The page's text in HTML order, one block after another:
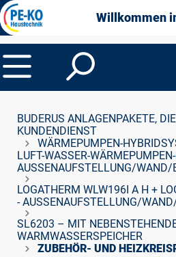
springen Willkommen
BUDERUS ANLAGENPAKETE,
KUNDENDIENST
WÄRMEPUMPEN-
LUFT-WASSER-
AUSSENAUFSTELLUNG/WAND/
LOGATHERM WLW196I A H +
- AUSSENAUFSTELLUNG/WAND/
SL6203 – MIT
WARMWASSERSPEICHER
ZUBEHÖR- UND